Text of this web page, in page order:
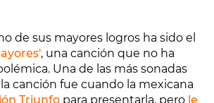
de sus mayores logros ha sido el
, una canción que no ha
Una de las más sonadas
canción fue cuando la mexicana
Triunfo para presentarla, pero le